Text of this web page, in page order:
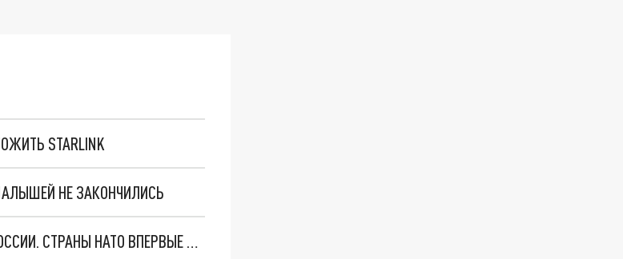
STARLINK
НЕ ЗАКОНЧИЛИСЬ
"ОЧЕНЬ ПЛОХИЕ НОВОСТИ": БОЛЬШАЯ ОШИБКА PALANTIR В РОССИИ. СТРАНЫ НАТО ВПЕРВЫЕ ЗА СВО ОСТАНОВИЛИ ПОСТАВКИ ОРУЖИЯ. ВСУ ТЕРЯЮТ ПРИГРАНИЧЬЕ?